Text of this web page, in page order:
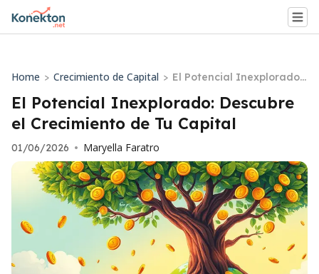
Home > Crecimiento de Capital > El Potencial Inexplorado:
Descubre el Crecimiento d
e Tu Capital
El Potencial Inexplorado: Descubre
el Crecimiento de Tu Capital
01/06/2026 • Maryella Faratro